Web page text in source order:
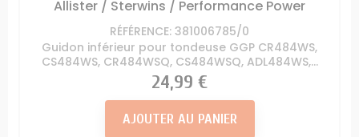
Allister / Sterwins / Performance Power
RÉFÉRENCE: 381006785/0
Guidon inférieur pour tondeuse GGP CR484WS,
CS484WS, CR484WSQ, CS484WSQ, ADL484WS,...
Prix
24,99 €
AJOUTER AU PANIER